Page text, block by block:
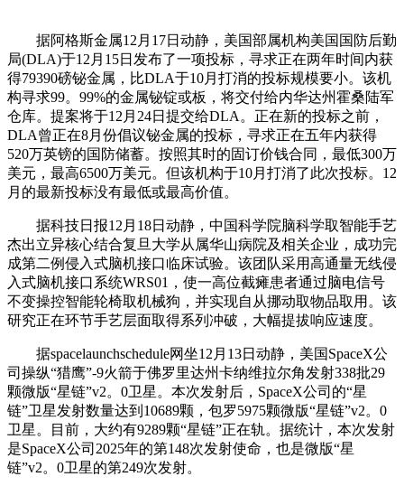
据阿格斯金属12月17日动静，美国部属机构美国国防后勤
局(DLA)于12月15日发布了一项投标，寻求正在两年时间内获
得79390磅铋金属，比DLA于10月打消的投标规模要小。该机
构寻求99。99%的金属铋锭或板，将交付给内华达州霍桑陆军
仓库。提案将于12月24日提交给DLA。正在新的投标之前，
DLA曾正在8月份倡议铋金属的投标，寻求正在五年内获得
520万英镑的国防储蓄。按照其时的固订价钱合同，最低300万
美元，最高6500万美元。但该机构于10月打消了此次投标。12
月的最新投标没有最低或最高价值。
据科技日报12月18日动静，中国科学院脑科学取智能手艺
杰出立异核心结合复旦大学从属华山病院及相关企业，成功完
成第二例侵入式脑机接口临床试验。该团队采用高通量无线侵
入式脑机接口系统WRS01，使一高位截瘫患者通过脑电信号
不变操控智能轮椅取机械狗，并实现自从挪动取物品取用。该
研究正在环节手艺层面取得系列冲破，大幅提拔响应速度。
据spacelaunchschedule网坐12月13日动静，美国SpaceX公
司操纵“猎鹰”-9火箭于佛罗里达州卡纳维拉尔角发射338批29
颗微版“星链”v2。0卫星。本次发射后，SpaceX公司的“星
链”卫星发射数量达到10689颗，包罗5975颗微版“星链”v2。0
卫星。目前，大约有9289颗“星链”正在轨。据统计，本次发射
是SpaceX公司2025年的第148次发射使命，也是微版“星
链”v2。0卫星的第249次发射。